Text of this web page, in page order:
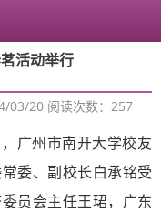
活动举行
03/20 阅读次数： 257
广州市南开大学校友
委、副校长白承铭受
员会主任王珺，广东